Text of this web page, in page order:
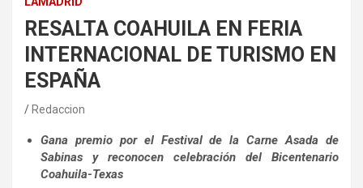
RESALTA COAHUILA EN FERIA
INTERNACIONAL DE TURISMO EN
ESPAÑA
Redaccion
Gana premio por el Festival de la Carne Asada de
Sabinas y reconocen celebración del Bicentenario
Coahuila-Texas